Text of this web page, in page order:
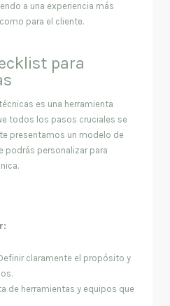
a una experiencia más
para el cliente.
para
es una herramienta
todos los pasos cruciales se
presentamos un modelo de
podrás personalizar para
claramente el propósito y
de herramientas y equipos que